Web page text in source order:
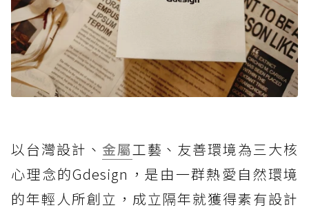
以台灣設計、 金屬工藝、友善環境為三大核
心理念的Gdesign，是由一群熱愛自然環境
的年輕人所創立，成立隔年就獲得素有設計